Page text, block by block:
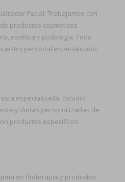
Facial. Trabajamos con
productos cosméticos
estética y podología. Todo
personal especializado.
especializada. Estudio
y dietas personalizadas de
productos específicos.
en fitoterapia y productos